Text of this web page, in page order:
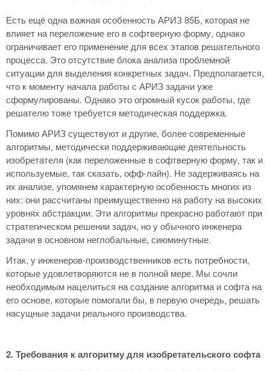
Есть ещё одна важная особенность АРИЗ 85Б, которая не
влияет на переложение его в софтверную форму, однако
ограничивает его применение для всех этапов решательного
процесса. Это отсутствие блока анализа проблемной
ситуации для выделения конкретных задач. Предполагается,
что к моменту начала работы с АРИЗ задачи уже
сформулированы. Однако это огромный кусок работы, где
решателю тоже требуется методическая поддержка.
Помимо АРИЗ существуют и другие, более современные
алгоритмы, методически поддерживающие деятельность
изобретателя (как переложенные в софтверную форму, так и
используемые, так сказать, офф-лайн). Не задерживаясь на
их анализе, упомянем характерную особенность многих из
них: они рассчитаны преимущественно на работу на высоких
уровнях абстракции. Эти алгоритмы прекрасно работают при
стратегическом решении задач, но у обычного инженера
задачи в основном неглобальные, сиюминутные.
Итак, у инженеров-производственников есть потребности,
которые удовлетворяются не в полной мере. Мы сочли
необходимым нацелиться на создание алгоритма и софта на
его основе, которые помогали бы, в первую очередь, решать
насущные задачи реального производства.
2. Требования к алгоритму для изобретательского софта